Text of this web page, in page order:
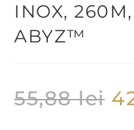
INOX,
ABYZ™
55,88lei